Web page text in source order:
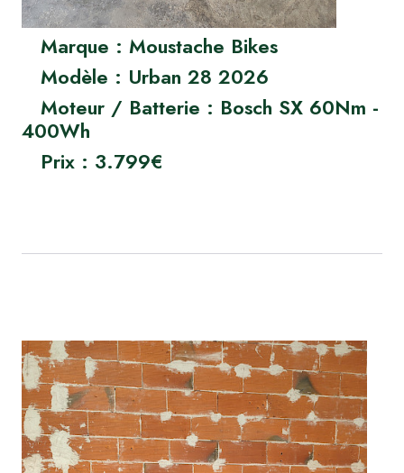
Marque : Moustache Bikes
Modèle : Urban 28 2026
Moteur / Batterie : Bosch SX 60Nm -
400Wh
Prix : 3.799€